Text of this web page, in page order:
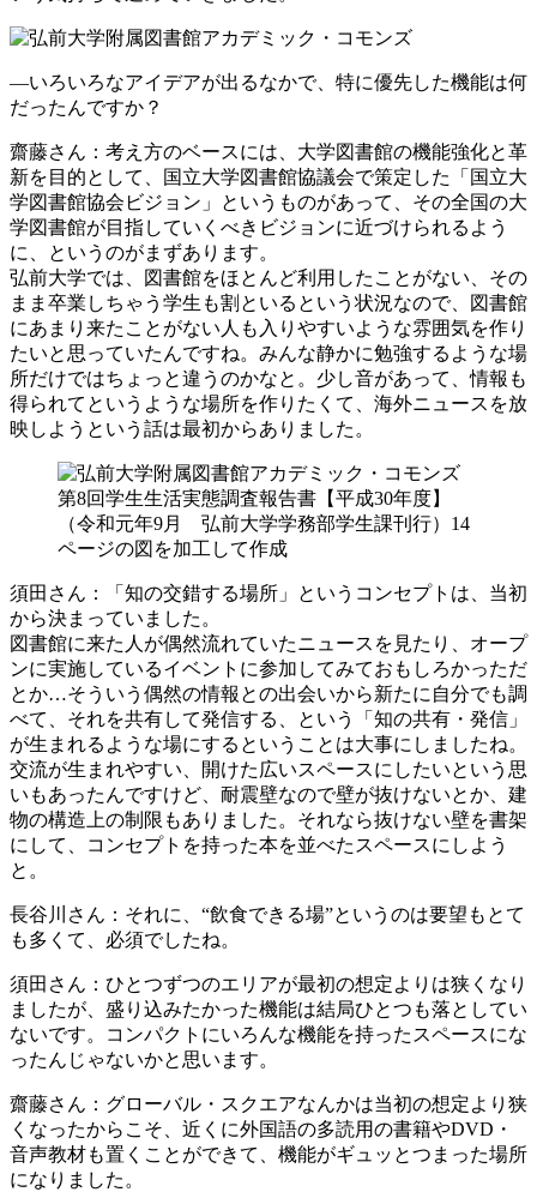
―いろいろなアイデアが出るなかで、特に優先した機能は何
だったんですか？
齋藤さん ：考え方のベースには、大学図書館の機能強化と革
新を目的として、国立大学図書館協議会で策定した「国立大
学図書館協会ビジョン」というものがあって、その全国の大
学図書館が目指していくべきビジョンに近づけられるよう
に、というのがまずあります。
弘前大学では、図書館をほとんど利用したことがない、その
まま卒業しちゃう学生も割といるという状況なので、図書館
にあまり来たことがない人も入りやすいような雰囲気を作り
たいと思っていたんですね。みんな静かに勉強するような場
所だけではちょっと違うのかなと。少し音があって、情報も
得られてというような場所を作りたくて、海外ニュースを放
映しようという話は最初からありました。
第8回学生生活実態調査報告書【平成30年度】
（令和元年9月 弘前大学学務部学生課刊行）14
ページの図を加工して作成
須田さん ：「知の交錯する場所」というコンセプトは、当初
から決まっていました。
図書館に来た人が偶然流れていたニュースを見たり、オープ
ンに実施しているイベントに参加してみておもしろかっただ
とか…そういう偶然の情報との出会いから新たに自分でも調
べて、それを共有して発信する、という「知の共有・発信」
が生まれるような場にするということは大事にしましたね。
交流が生まれやすい、開けた広いスペースにしたいという思
いもあったんですけど、耐震壁なので壁が抜けないとか、建
物の構造上の制限もありました。それなら抜けない壁を書架
にして、コンセプトを持った本を並べたスペースにしよう
と。
長谷川さん ：それに、“飲食できる場”というのは要望もとて
も多くて、必須でしたね。
須田さん ：ひとつずつのエリアが最初の想定よりは狭くなり
ましたが、盛り込みたかった機能は結局ひとつも落としてい
ないです。コンパクトにいろんな機能を持ったスペースにな
ったんじゃないかと思います。
齋藤さん ：グローバル・スクエアなんかは当初の想定より狭
くなったからこそ、近くに外国語の多読用の書籍やDVD・
音声教材も置くことができて、機能がギュッとつまった場所
になりました。